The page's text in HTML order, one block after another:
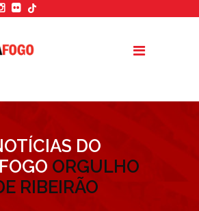
DO
ORGULHO
RIBEIRÃO